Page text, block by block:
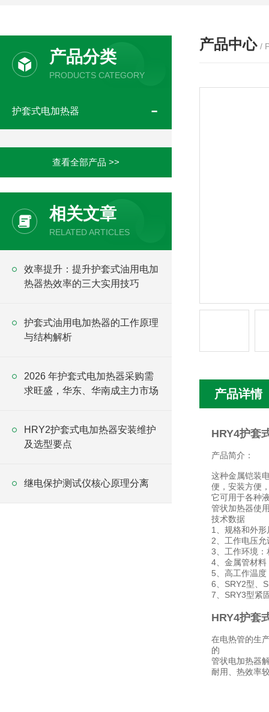
产品分类
PRODUCTS CATEGORY
护套式电加热器
查看全部产品 >>
相关文章
RELATED ARTICLES
效率提升：提升护套式油用电加
热器热效率的三大实用技巧
护套式油用电加热器的工作原理
与结构解析
2026 年护套式电加热器采购需
求旺盛，华东、华南成主力市场
HRY2护套式电加热器安装维护
及选型要点
继电保护测试仪核心原理分离
产品中心 /
产品详情
HRY4护套
产品简介：
这种金属铠装
便，安装方便
它可用于各种
管状加热器使
技术数据
1、规格和外
2、工作电压
3、工作环境
4、金属管材料
5、高工作温
6、SRY2型、
7、SRY3型紧
HRY4护套
在电热管的生
的
管状电加热器
耐用、热效率